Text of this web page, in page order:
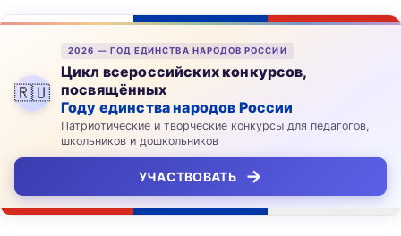
🇷🇺
2026 — ГОД ЕДИНСТВА НАРОДОВ РОССИИ
Цикл всероссийских конкурсов,
посвящённых
Году единства народов России
Патриотические и творческие конкурсы для педагогов,
школьников и дошкольников
УЧАСТВОВАТЬ →